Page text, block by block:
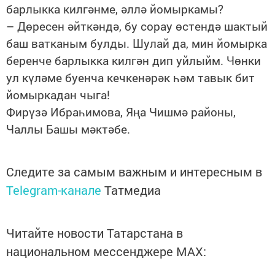
барлыкка килгәнме, әллә йомыркамы?
– Дөресен әйткәндә, бу сорау өстендә шактый
баш ватканым булды. Шулай да, мин йомырка
беренче барлыкка килгән дип уйлыйм. Чөнки
ул күләме буенча кечкенәрәк һәм тавык бит
йомыркадан чыга!
Фирүзә Ибраһимова, Яңа Чишмә районы,
Чаллы Башы мәктәбе.
Следите за самым важным и интересным в
Telegram-канале Татмедиа
Читайте новости Татарстана в
национальном мессенджере MАХ: